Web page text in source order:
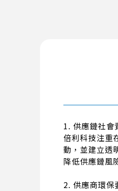
1. 供應鏈社會
倍利科技注重
動，並建立透
降低供應鏈風
2. 供應商環保